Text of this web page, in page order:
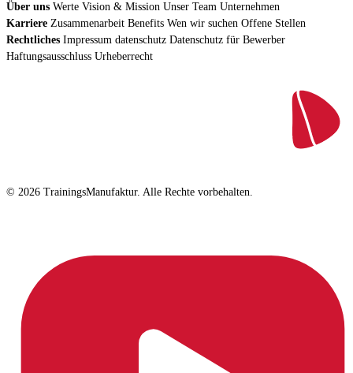
Über uns Werte Vision & Mission Unser Team Unternehmen
Karriere Zusammenarbeit Benefits Wen wir suchen Offene Stellen
Rechtliches Impressum datenschutz Datenschutz für Bewerber
Haftungsausschluss Urheberrecht
© 2026 TrainingsManufaktur. Alle Rechte vorbehalten.